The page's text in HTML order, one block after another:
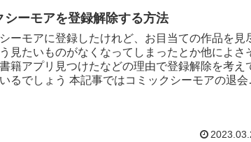
シーモアを登録解除する方法
ーモアに登録したけれど、お目当ての作品を見
見たいものがなくなってしまったとか他によさ
籍アプリ見つけたなどの理由で登録解除を考え
るでしょう 本記事ではコミックシーモアの退会